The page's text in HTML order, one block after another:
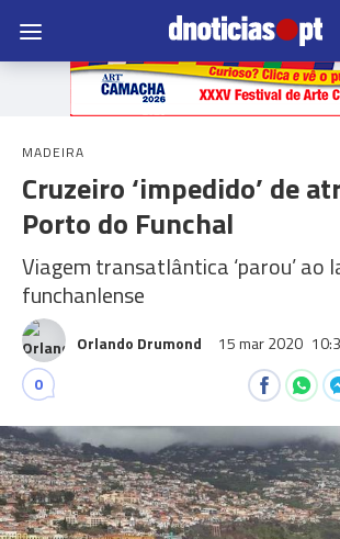
MADEIRA
Cruzeiro ‘impedido’ de
Porto do Funchal
Viagem transatlântica ‘parou’ ao
funchanlense
Orlando Drumond 15 mar 2020
0